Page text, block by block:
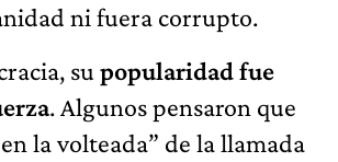
ni fuera corrupto.
su popularidad fue
. Algunos pensaron que
la volteada” de la llamada